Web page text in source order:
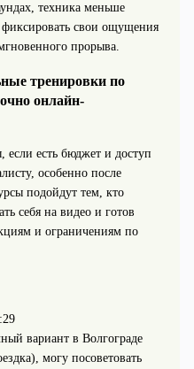
техника меньше
свои ощущения
прорыва.
тренировки по
онлайн-
если есть бюджет и доступ
особенно после
подойдут тем, кто
себя на видео и готов
и ограничениям по
вариант в Волгограде
могу посоветовать